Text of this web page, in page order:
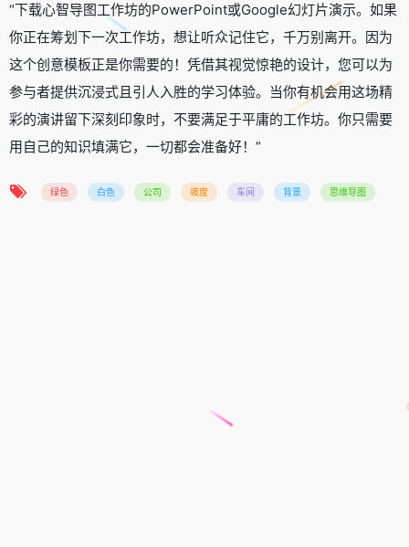
“下载心智导图工作坊的PowerPoint或Google幻灯片演示。如果
你正在筹划下一次工作坊，想让听众记住它，千万别离开。因为
这个创意模板正是你需要的！凭借其视觉惊艳的设计，您可以为
参与者提供沉浸式且引人入胜的学习体验。当你有机会用这场精
彩的演讲留下深刻印象时，不要满足于平庸的工作坊。你只需要
用自己的知识填满它，一切都会准备好！”
绿色 白色 公司 坡度 车间 背景 思维导图